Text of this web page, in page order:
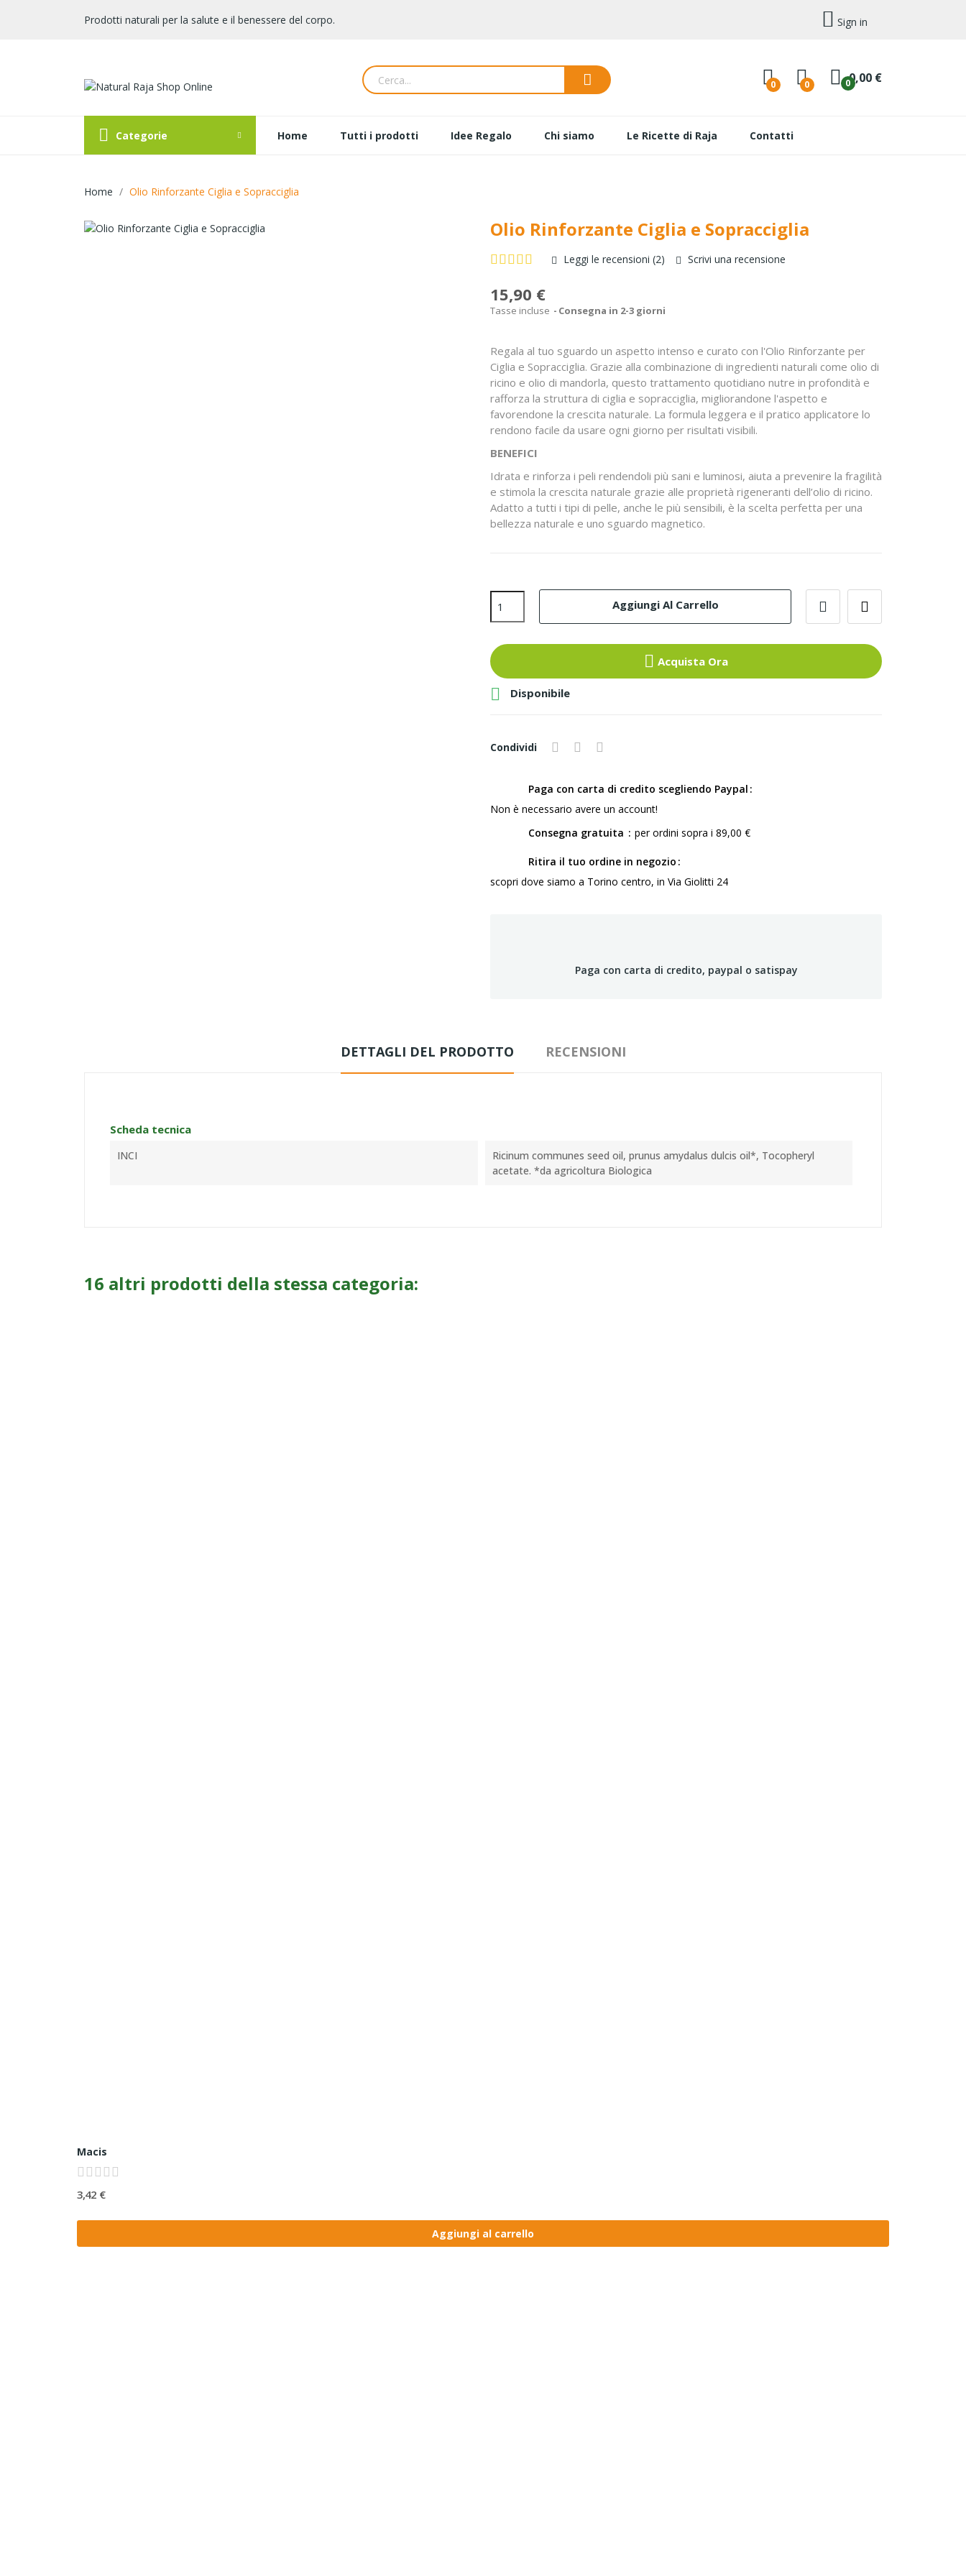
Prodotti naturali per la salute e il benessere del corpo. Sign in
0 0 0,00 €
0
Categorie Home Tutti i prodotti Idee Regalo Chi siamo Le Ricette di Raja Contatti
Home Olio Rinforzante Ciglia e Sopracciglia
Olio Rinforzante Ciglia e Sopracciglia
Leggi le recensioni (2) Scrivi una recensione
15,90 €
Tasse incluse Consegna in 2-3 giorni
Regala al tuo sguardo un aspetto intenso e curato con l'Olio Rinforzante per
Ciglia e Sopracciglia. Grazie alla combinazione di ingredienti naturali come olio di
ricino e olio di mandorla, questo trattamento quotidiano nutre in profondità e
rafforza la struttura di ciglia e sopracciglia, migliorandone l'aspetto e
favorendone la crescita naturale. La formula leggera e il pratico applicatore lo
rendono facile da usare ogni giorno per risultati visibili.
BENEFICI
Idrata e rinforza i peli rendendoli più sani e luminosi, aiuta a prevenire la fragilità
e stimola la crescita naturale grazie alle proprietà rigeneranti dell’olio di ricino.
Adatto a tutti i tipi di pelle, anche le più sensibili, è la scelta perfetta per una
bellezza naturale e uno sguardo magnetico.
Aggiungi Al Carrello
Acquista Ora
 Disponibile
Condividi
Paga con carta di credito scegliendo Paypal
Non è necessario avere un account!
Consegna gratuita
per ordini sopra i 89,00 €
Ritira il tuo ordine in negozio
scopri dove siamo a Torino centro, in Via Giolitti 24
Paga con carta di credito, paypal o satispay
DETTAGLI DEL PRODOTTO RECENSIONI
Scheda tecnica
INCI
Ricinum communes seed oil, prunus amydalus dulcis oil*, Tocopheryl
acetate. *da agricoltura Biologica
16 altri prodotti della stessa categoria:
Macis
3,42 €
Aggiungi al carrello